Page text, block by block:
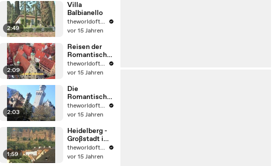
2:49
Villa
Balbianello
theworldoftravel2
vor 15 Jahren
2:09
Reisen der
Romantische
n Straße
theworldoftravel2
vor 15 Jahren
2:03
Die
Romantische
Straße -
Fssen -
theworldoftravel2
vor 15 Jahren
1:59
Heidelberg -
Großstadt im
Südwesten -
Deutschlands,
theworldoftravel2
vor 15 Jahren